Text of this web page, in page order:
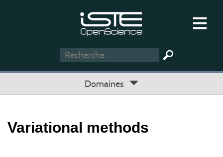
Domaines
Variational methods